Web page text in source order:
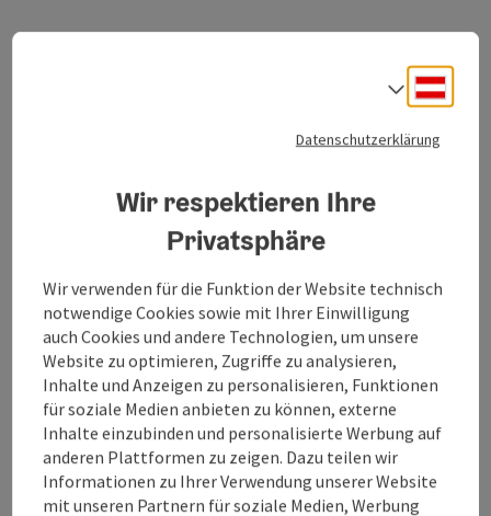
ist es besonders wichtig die Flaschen unter Licht- und
Luftabschluss aufzubewahren. Neben Leinöl wurde auch
Mittlerweile werden Leinsamen, Leinmehl, Leinöl, Rapsöl
©
: Bikesport Attergau
Bikesport Attergau
Radtouren im Attergau gehören zu den schönsten
macht es möglich!
St. Georgen im Attergau
Telefon
+43 7667 6359
Öffnungszeiten
DIDienstag geöffnet
MIMittwoch geöffnet
DODonnerstag geöffnet
FRFreitag geöffnet
SASamstag geöffnet
Beitrag merken: Biohof Hemetsberger
Datenschutzerklärung
Wir respektieren Ihre
Privatsphäre
Wir verwenden für die Funktion der Website technisch
notwendige Cookies sowie mit Ihrer Einwilligung
auch Cookies und andere Technologien, um unsere
Website zu optimieren, Zugriffe zu analysieren,
Inhalte und Anzeigen zu personalisieren, Funktionen
für soziale Medien anbieten zu können, externe
Inhalte einzubinden und personalisierte Werbung auf
anderen Plattformen zu zeigen. Dazu teilen wir
Informationen zu Ihrer Verwendung unserer Website
mit unseren Partnern für soziale Medien, Werbung